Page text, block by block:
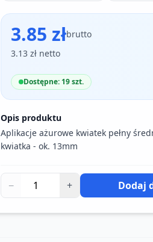
3.85 złbrutto
3.13 zł netto
Dostępne: 19 szt.
Opis produktu
Aplikacje ażurowe kwiatek pełny
kwiatka - ok. 13mm
− + Dodaj